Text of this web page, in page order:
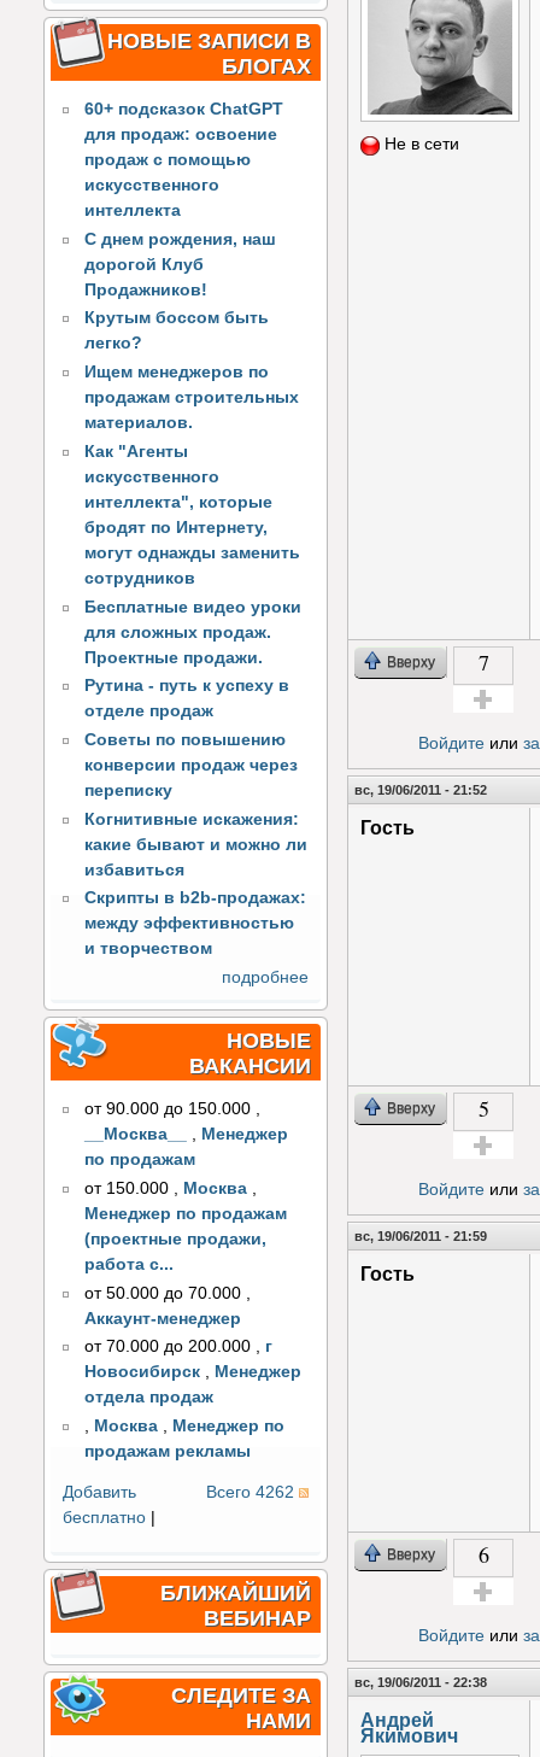
НОВЫЕ ЗАПИСИ В
БЛОГАХ
60+ подсказок ChatGPT
для продаж: освоение
продаж с помощью
искусственного
интеллекта
С днем рождения, наш
дорогой Клуб
Продажников!
Крутым боссом быть
легко?
Ищем менеджеров по
продажам строительных
материалов.
Как "Агенты
искусственного
интеллекта", которые
бродят по Интернету,
могут однажды заменить
сотрудников
Бесплатные видео уроки
для сложных продаж.
Проектные продажи.
Рутина - путь к успеху в
отделе продаж
Советы по повышению
конверсии продаж через
переписку
Когнитивные искажения:
какие бывают и можно ли
избавиться
Скрипты в b2b-продажах:
между эффективностью
и творчеством
подробнее
НОВЫЕ
ВАКАНСИИ
от 90.000 до 150.000 ,
__Москва__
, Менеджер
по продажам
от 150.000
Москва
Менеджер по продажам
(проектные продажи,
работа с...
от 50.000 до 70.000
Аккаунт-менеджер
от 70.000 до 200.000 , г
Новосибирск , Менеджер
отдела продаж
, Москва , Менеджер по
продажам рекламы
Всего 4262
Добавить
бесплатно
БЛИЖАЙШИЙ
ВЕБИНАР
СЛЕДИТЕ ЗА
НАМИ
Не в сети
Вверху 7
Войдитеили
вс, 19/06/2011 - 21:52
Гость
Вверху 5
Войдитеили
вс, 19/06/2011 - 21:59
Гость
Вверху 6
Войдитеили
вс, 19/06/2011 - 22:38
Андрей
Якимович